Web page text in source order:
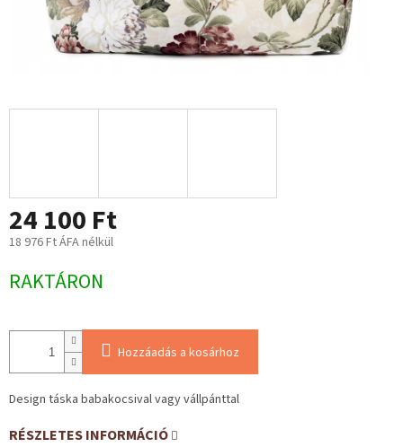
24 100 Ft
18 976 Ft ÁFA nélkül
Egységár:
RAKTÁRON
Hozzáadás a kosárhoz
Design táska babakocsival vagy vállpánttal
RÉSZLETES INFORMÁCIÓ